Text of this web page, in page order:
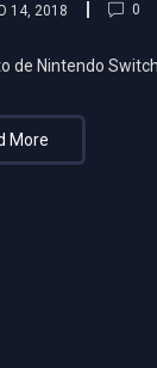
14, 2018 0
Nintendo
More